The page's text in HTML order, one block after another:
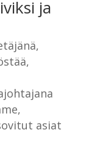
ja
asiat